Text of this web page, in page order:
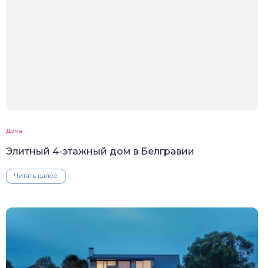
Дома
Элитный 4-этажный дом в Белгравии
Читать далее